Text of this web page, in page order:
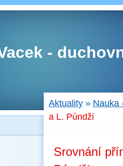
-
Aktuality » Nauka
a L. Púndži
Srovnání